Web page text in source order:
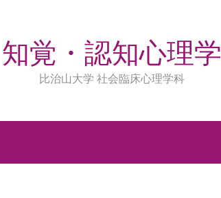
知覚・認知心理学
比治山大学 社会臨床心理学科